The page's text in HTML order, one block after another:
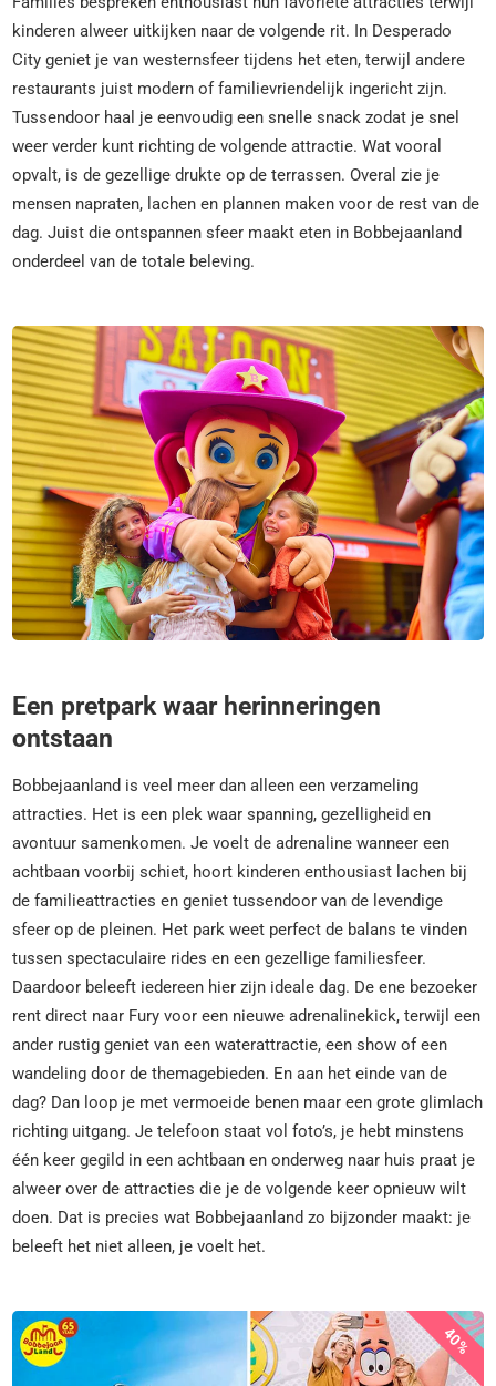
kinderen alweer uitkijken naar de volgende rit. In Desperado
City geniet je van westernsfeer tijdens het eten, terwijl andere
restaurants juist modern of familievriendelijk ingericht zijn.
Tussendoor haal je eenvoudig een snelle snack zodat je snel
weer verder kunt richting de volgende attractie. Wat vooral
opvalt, is de gezellige drukte op de terrassen. Overal zie je
mensen napraten, lachen en plannen maken voor de rest van de
dag. Juist die ontspannen sfeer maakt eten in Bobbejaanland
onderdeel van de totale beleving.
Een pretpark waar herinneringen
ontstaan
Bobbejaanland is veel meer dan alleen een verzameling
attracties. Het is een plek waar spanning, gezelligheid en
avontuur samenkomen. Je voelt de adrenaline wanneer een
achtbaan voorbij schiet, hoort kinderen enthousiast lachen bij
de familieattracties en geniet tussendoor van de levendige
sfeer op de pleinen. Het park weet perfect de balans te vinden
tussen spectaculaire rides en een gezellige familiesfeer.
Daardoor beleeft iedereen hier zijn ideale dag. De ene bezoeker
rent direct naar Fury voor een nieuwe adrenalinekick, terwijl een
ander rustig geniet van een waterattractie, een show of een
wandeling door de themagebieden. En aan het einde van de
dag? Dan loop je met vermoeide benen maar een grote glimlach
richting uitgang. Je telefoon staat vol foto’s, je hebt minstens
één keer gegild in een achtbaan en onderweg naar huis praat je
alweer over de attracties die je de volgende keer opnieuw wilt
doen. Dat is precies wat Bobbejaanland zo bijzonder maakt: je
beleeft het niet alleen, je voelt het.
40%